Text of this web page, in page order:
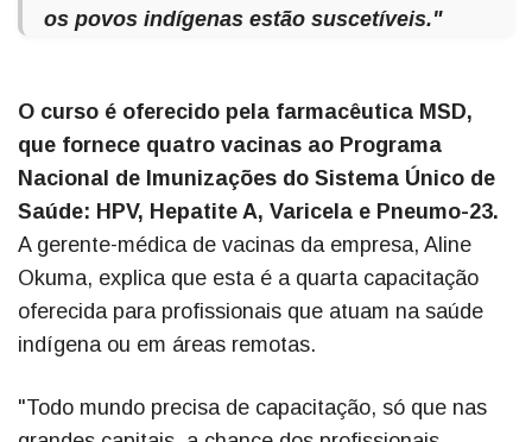
os povos indígenas estão suscetíveis."
O curso é oferecido pela farmacêutica MSD,
que fornece quatro vacinas ao Programa
Nacional de Imunizações do Sistema Único de
Saúde: HPV, Hepatite A, Varicela e Pneumo-23.
A gerente-médica de vacinas da empresa, Aline
Okuma, explica que esta é a quarta capacitação
oferecida para profissionais que atuam na saúde
indígena ou em áreas remotas.
"Todo mundo precisa de capacitação, só que nas